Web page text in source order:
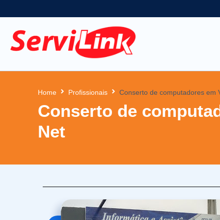
Home Profissionais Conserto de computadores em
Conserto de
Net